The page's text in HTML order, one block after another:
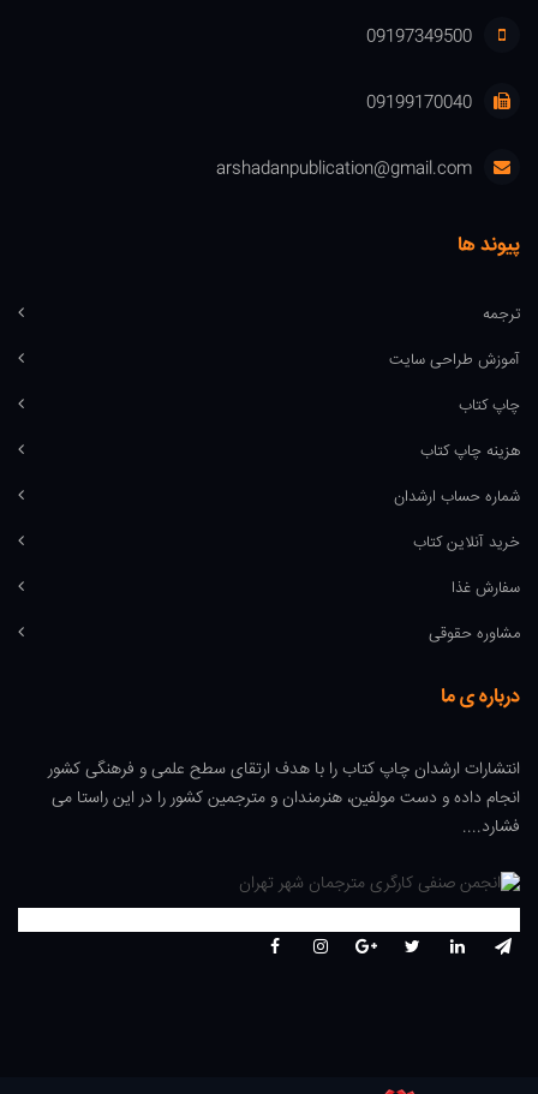
09197349500
09199170040
arshadanpublication@gmail.com
پیوند ها
ترجمه
آموزش طراحی سایت
چاپ کتاب
هزینه چاپ کتاب
شماره حساب ارشدان
خرید آنلاین کتاب
سفارش غذا
مشاوره حقوقی
درباره ی ما
انتشارات ارشدان چاپ کتاب را با هدف ارتقای سطح علمی و فرهنگی کشور
انجام داده و دست مولفین، هنرمندان و مترجمین کشور را در این راستا می
فشارد....